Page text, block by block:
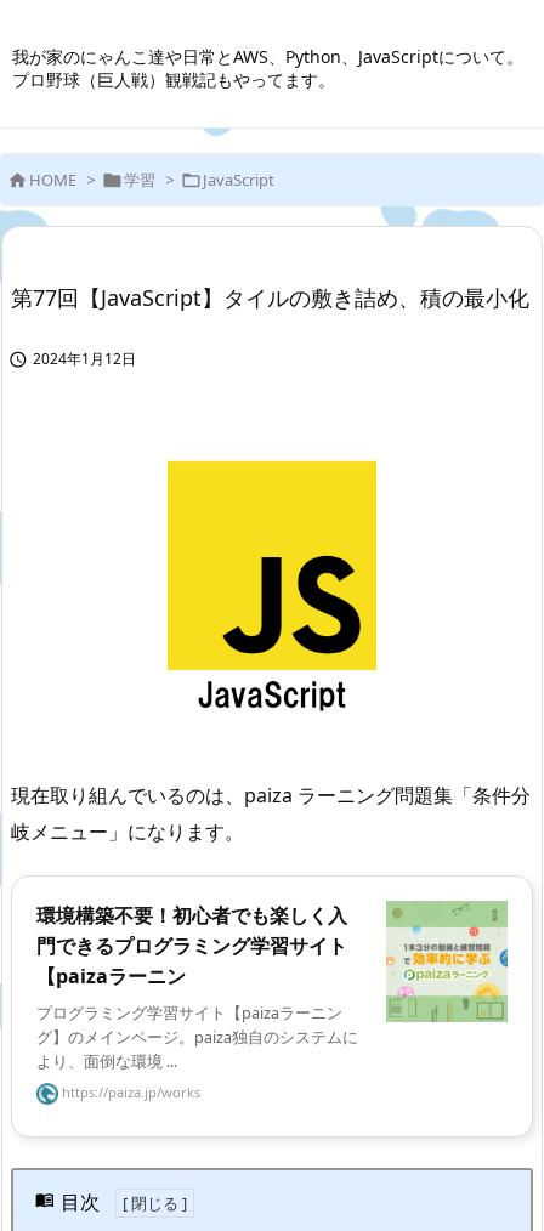
我が家のにゃんこ達や日常とAWS、Python、JavaScriptについて。
プロ野球（巨人戦）観戦記もやってます。
 HOME > 学習 > JavaScript
第77回【JavaScript】タイルの敷き詰め、積の最小化
 2024年1月12日
現在取り組んでいるのは、paiza ラーニング問題集「条件分
岐メニュー」になります。
環境構築不要！初心者でも楽しく入
門できるプログラミング学習サイト
【paizaラーニン
プログラミング学習サイト【paizaラーニン
グ】のメインページ。paiza独自のシステムに
より、面倒な環境 ...
https://paiza.jp/works
目次